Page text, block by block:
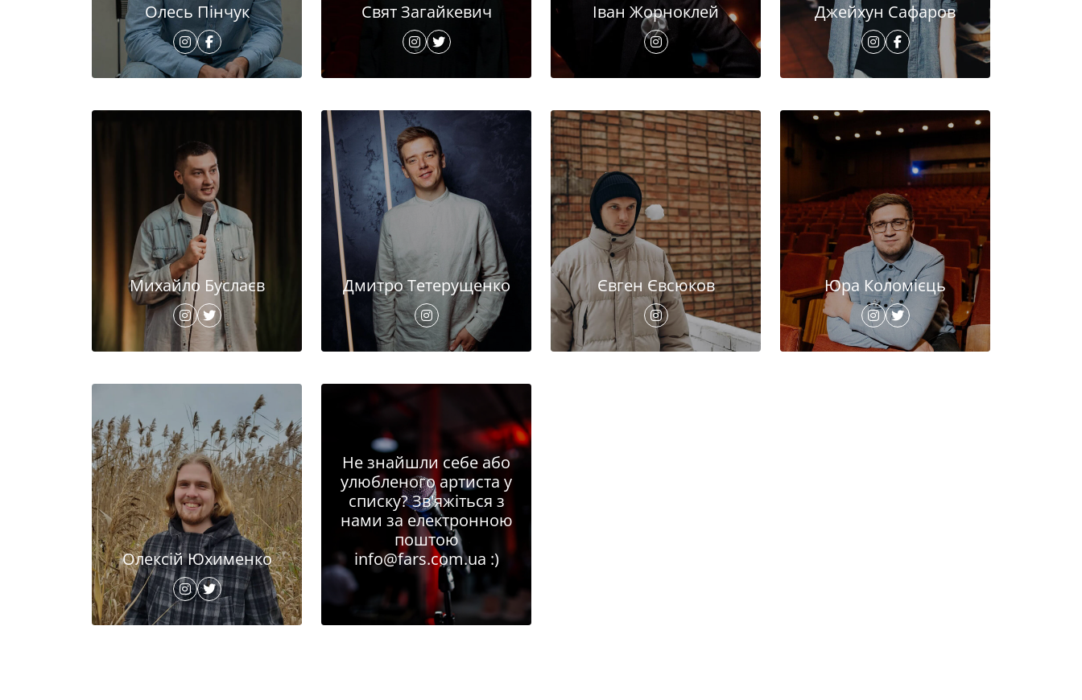
Олесь Пінчук Свят Загайкевич Іван Жорноклей Джейхун Сафаров
Михайло Буслаєв Дмитро Тетерущенко Євген Євсюков Юра Коломієць
Олексій Юхименко
Не знайшли себе або
улюбленого артиста у
списку? Зв'яжіться з
нами за електронною
поштою
info@fars.com.ua :)